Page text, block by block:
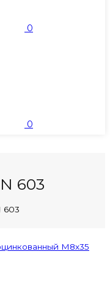
0
0
603
603
M8х35